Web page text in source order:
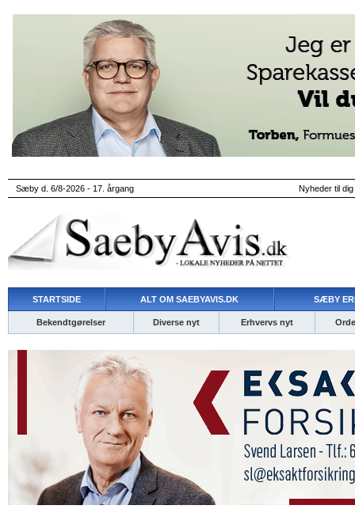
Sæby d. 6/8-2026 - 17. årgang Nyheder til
STARTSIDE ALT OM SAEBYAVIS.DK SÆBY
Bekendtgørelser Diverse nyt Erhvervs nyt